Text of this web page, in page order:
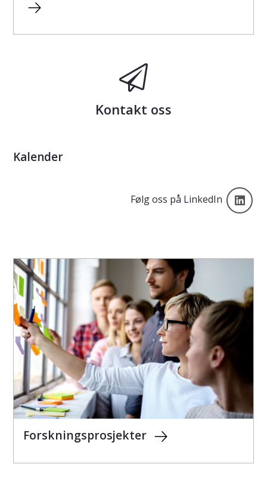
Kontakt oss
Kalender
Følg oss på LinkedIn
Forskningsprosjekter